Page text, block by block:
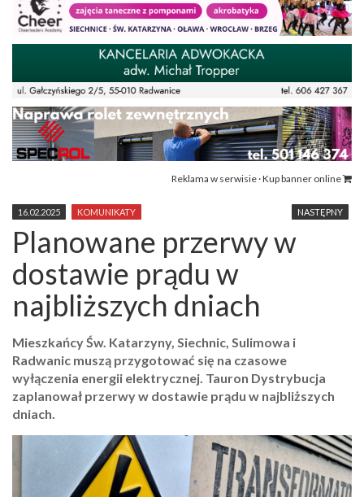
Reklama w serwisie · Kup banner online
NASTĘPNY
16.02.2025 KOMUNIKATY
Planowane przerwy w
dostawie prądu w
najbliższych dniach
Mieszkańcy Św. Katarzyny, Siechnic, Sulimowa i
Radwanic muszą przygotować się na czasowe
wyłączenia energii elektrycznej. Tauron Dystrybucja
zaplanował przerwy w dostawie prądu w najbliższych
dniach.